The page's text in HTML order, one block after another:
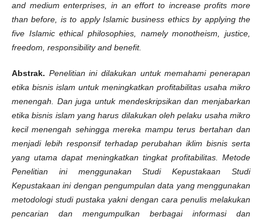
and medium enterprises, in an effort to increase profits more
than before, is to apply Islamic business ethics by applying the
five Islamic ethical philosophies, namely monotheism, justice,
freedom, responsibility and benefit.
Abstrak. Penelitian ini dilakukan untuk memahami penerapan
etika bisnis islam untuk meningkatkan profitabilitas usaha mikro
menengah. Dan juga untuk mendeskripsikan dan menjabarkan
etika bisnis islam yang harus dilakukan oleh pelaku usaha mikro
kecil menengah sehingga mereka mampu terus bertahan dan
menjadi lebih responsif terhadap perubahan iklim bisnis serta
yang utama dapat meningkatkan tingkat profitabilitas. Metode
Penelitian ini menggunakan Studi Kepustakaan Studi
Kepustakaan ini dengan pengumpulan data yang menggunakan
metodologi studi pustaka yakni dengan cara penulis melakukan
pencarian dan mengumpulkan berbagai informasi dan